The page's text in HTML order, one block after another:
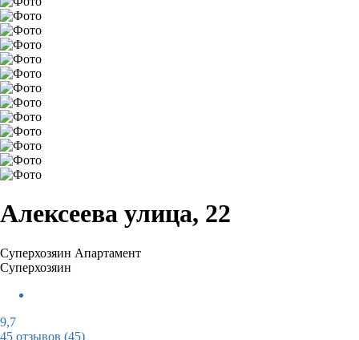
Алексеева улица, 22
Суперхозяин Апартамент
Суперхозяин
9,7
45 отзывов (45)